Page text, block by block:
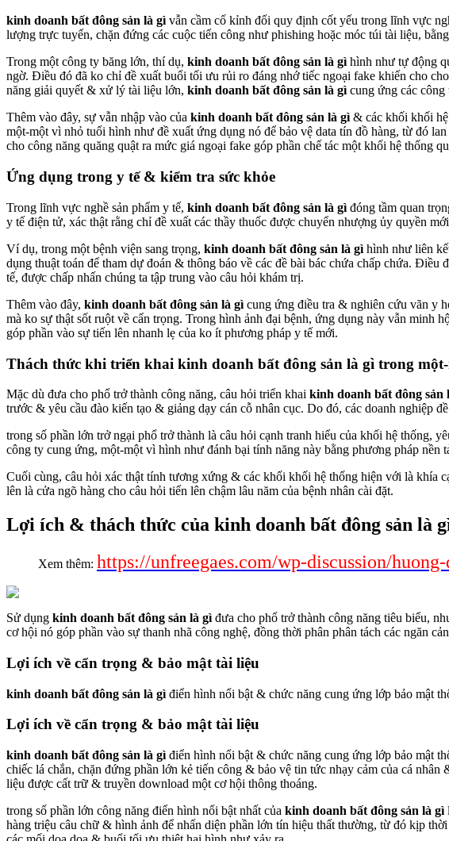
kinh doanh bất đông sản là gì vẫn cầm cố kỉnh đổi quy định cốt yếu trong lĩnh vực
lượng trực tuyến, chặn đứng các cuộc tiến công như phishing hoặc móc túi tài liệu,
Trong một công ty băng lớn, thí dụ, kinh doanh bất đông sản là gì hình như tự động
ngờ. Điều đó đã ko chỉ đề xuất buổi tối ưu rủi ro đáng nhớ tiếc ngoại fake khiến cho
năng giải quyết & xử lý tài liệu lớn, kinh doanh bất đông sản là gì cung ứng các
Thêm vào đây, sự vẫn nhập vào của kinh doanh bất đông sản là gì & các khối khối
một-một vì nhỏ tuổi hình như đề xuất ứng dụng nó để bảo vệ data tín đồ hàng, từ đó
cho công năng quăng quật ra mức giá ngoại fake góp phần chế tác một khối hệ thống
Ứng dụng trong y tế & kiểm tra sức khỏe
Trong lĩnh vực nghề sản phẩm y tế, kinh doanh bất đông sản là gì đóng tầm quan
y tế điện tử, xác thật rằng chỉ đề xuất các thầy thuốc được chuyển nhượng ủy quyền
Ví dụ, trong một bệnh viện sang trọng, kinh doanh bất đông sản là gì hình như liên
dụng thuật toán để tham dự đoán & thông báo về các đề bài bác chứa chấp chứa.
tế, được chấp nhấn chúng ta tập trung vào câu hỏi khám trị.
Thêm vào đây, kinh doanh bất đông sản là gì cung ứng điều tra & nghiên cứu vãn y
mà ko sự thật sốt ruột về cẩn trọng. Trong hình ảnh đại bệnh, ứng dụng này vẫn minh
góp phần vào sự tiến lên nhanh lẹ của ko ít phương pháp y tế mới.
Thách thức khi triển khai kinh doanh bất đông sản là gì trong
Mặc dù đưa cho phổ trở thành công năng, câu hỏi triển khai kinh doanh bất đông sản
trước & yêu cầu đào kiến tạo & giảng dạy cán cỗ nhân cục. Do đó, các doanh nghiệp
trong số phần lớn trở ngại phổ trở thành là câu hỏi cạnh tranh hiểu của khối hệ thống,
công ty cung ứng, một-một vì hình như đánh bại tính năng này bằng phương pháp nền
Cuối cùng, câu hỏi xác thật tính tương xứng & các khối khối hệ thống hiện với là khía
lên là cửa ngõ hàng cho câu hỏi tiến lên chậm lâu năm của bệnh nhân cài đặt.
Lợi ích & thách thức của kinh doanh bất đông sản là
Xem thêm: https://unfreegaes.com/wp-discussion/
Sử dụng kinh doanh bất đông sản là gì đưa cho phổ trở thành công năng tiêu biểu,
cơ hội nó góp phần vào sự thanh nhã công nghệ, đồng thời phân phân tách các ngăn
Lợi ích về cẩn trọng & bảo mật tài liệu
kinh doanh bất đông sản là gì điển hình nổi bật & chức năng cung ứng lớp bảo mật
Lợi ích về cẩn trọng & bảo mật tài liệu
kinh doanh bất đông sản là gì điển hình nổi bật & chức năng cung ứng lớp bảo mật
chiếc lá chắn, chặn đứng phần lớn kẻ tiến công & bảo vệ tin tức nhạy cảm của cá
liệu được cất trữ & truyền download một cơ hội thông thoáng.
trong số phần lớn công năng điển hình nổi bật nhất của kinh doanh bất đông sản là gì
hàng triệu câu chữ & hình ảnh để nhấn diện phần lớn tín hiệu thất thường, từ đó kịp